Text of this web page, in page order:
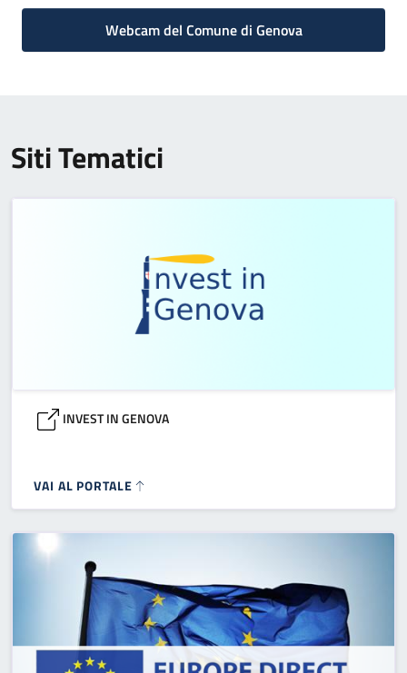
Webcam del Comune di Genova
Siti Tematici
INVEST IN GENOVA
VAI AL PORTALE